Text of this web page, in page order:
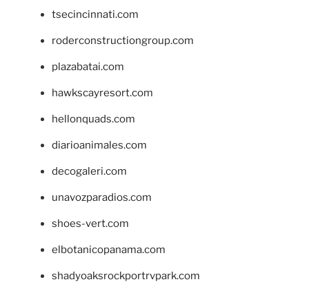
tsecincinnati.com
roderconstructiongroup.com
plazabatai.com
hawkscayresort.com
hellonquads.com
diarioanimales.com
decogaleri.com
unavozparadios.com
shoes-vert.com
elbotanicopanama.com
shadyoaksrockportrvpark.com